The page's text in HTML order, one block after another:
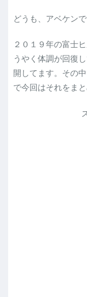
どうも、アベケンで
２０１９年の富士
うやく体調が回復
開してます。その
で今回はそれをまと